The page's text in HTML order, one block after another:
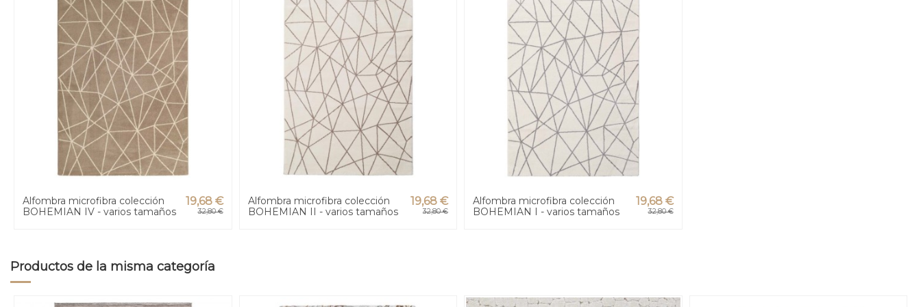
Alfombra microfibra colección
BOHEMIAN IV - varios tamaños
19,68 €
32,80 €
Alfombra microfibra colección
BOHEMIAN II - varios tamaños
19,68 €
32,80 €
Alfombra microfibra colección
BOHEMIAN I - varios tamaños
19,68 €
32,80 €
Productos de la misma categoría